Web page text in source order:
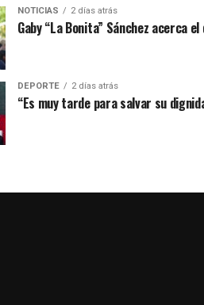
NOTICIAS 2 días atrás
Gaby “La Bonita” Sánchez acerca
DEPORTE 2 días atrás
“Es muy tarde para salvar su